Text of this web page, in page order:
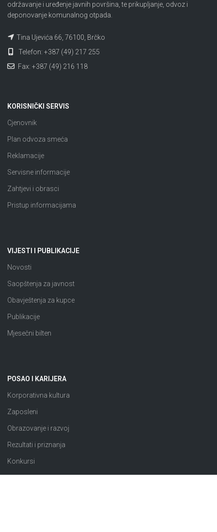
održavanje i uređenje javnih površina, te prikupljanje, odvoz i
deponovanje komunalnog otpada.
Tina Ujevića 66, 76100, Brčko
Telefon: +387 (49) 217 255
Fax: +387 (49) 216 118
KORISNIČKI SERVIS
Cjenovnik
Plan odvoza smeća
Reklamacije
Servisne informacije
Zahtjevi i obrasci
Pristup informacijama
VIJESTI I PUBLIKACIJE
Novosti
Saopštenja za javnost
Obavještenja za kupce
Publikacije
Mjesečni bilten
POSAO I KARIJERA
Korporativna kultura
Zaposleni
Obrazovanje i razvoj
Rezultati i priznanja
Konkursi